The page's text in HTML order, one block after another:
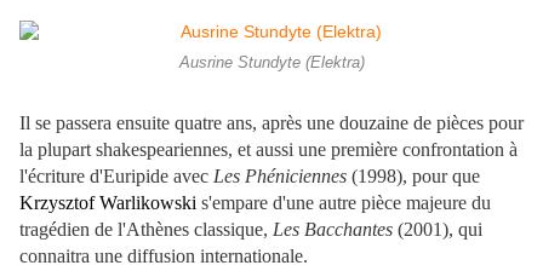
Ausrine Stundyte (Elektra)
Il se passera ensuite quatre ans, après une douzaine de pièces pour
la plupart shakespeariennes, et aussi une première confrontation à
l'écriture d'Euripide avec Les Phéniciennes (1998), pour que
Krzysztof Warlikowski s'empare d'une autre pièce majeure du
tragédien de l'Athènes classique, Les Bacchantes (2001), qui
connaitra une diffusion internationale.